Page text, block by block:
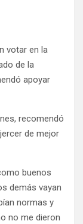
votar en la
de la
apoyar
recomendó
de mejor
buenos
demás vayan
normas y
no me dieron